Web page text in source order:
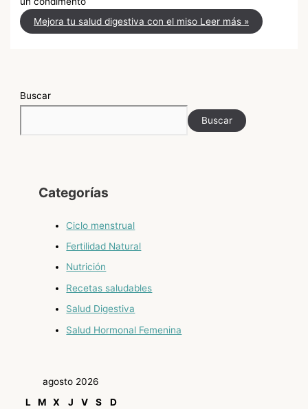
Mejora tu salud digestiva con el miso Leer más »
Buscar
Buscar
Categorías
Ciclo menstrual
Fertilidad Natural
Nutrición
Recetas saludables
Salud Digestiva
Salud Hormonal Femenina
agosto 2026
L
M X J V S
D